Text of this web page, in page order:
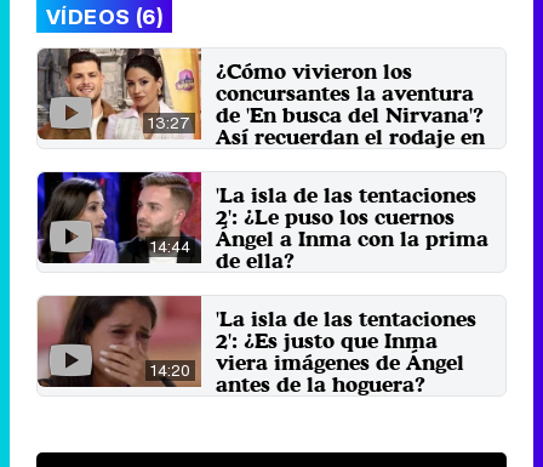
VÍDEOS (6)
13:27
¿Cómo vivieron los
concursantes la aventura
de 'En busca del Nirvana'?
Así recuerdan el rodaje en
8 de enero 2024
14:44
'La isla de las tentaciones
2': ¿Le puso los cuernos
Ángel a Inma con la prima
de ella?
14:20
'La isla de las tentaciones
2': ¿Es justo que Inma
viera imágenes de Ángel
antes de la hoguera?